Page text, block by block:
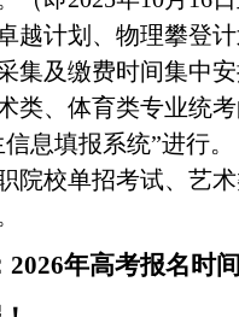
越计划、物理攀登
集及缴费时间集中
类、体育类专业统
息填报系统”进行。
院校单招考试、艺
2026年高考报名时